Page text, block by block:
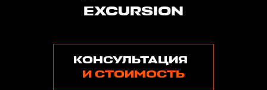
EXCURSION
КОНСУЛЬТАЦИЯ
И СТОИМОСТЬ